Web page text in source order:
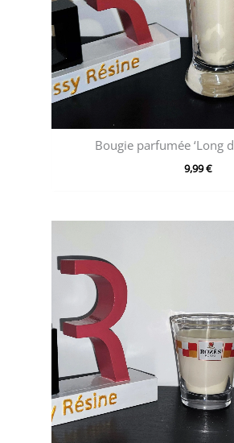
Bougie parfumée ‘Long
9,99€